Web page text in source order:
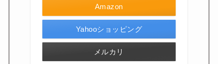
Amazon
Yahooショッピング
メルカリ